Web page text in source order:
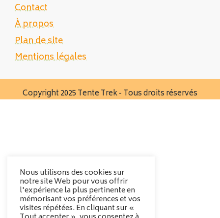
Contact
À propos
Plan de site
Mentions légales
Copyright 2025 Tente Trek - Tous droits réservés
Nous utilisons des cookies sur
notre site Web pour vous offrir
l'expérience la plus pertinente en
mémorisant vos préférences et vos
visites répétées. En cliquant sur «